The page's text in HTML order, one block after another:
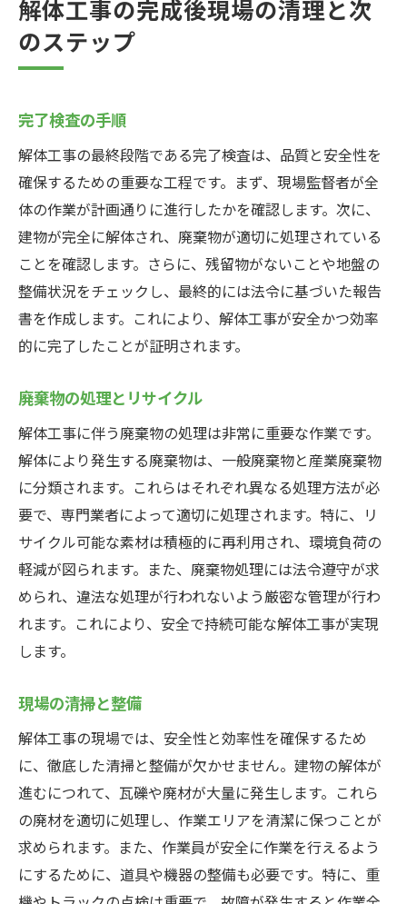
解体工事の完成後現場の清理と次
のステップ
完了検査の手順
解体工事の最終段階である完了検査は、品質と安全性を
確保するための重要な工程です。まず、現場監督者が全
体の作業が計画通りに進行したかを確認します。次に、
建物が完全に解体され、廃棄物が適切に処理されている
ことを確認します。さらに、残留物がないことや地盤の
整備状況をチェックし、最終的には法令に基づいた報告
書を作成します。これにより、解体工事が安全かつ効率
的に完了したことが証明されます。
廃棄物の処理とリサイクル
解体工事に伴う廃棄物の処理は非常に重要な作業です。
解体により発生する廃棄物は、一般廃棄物と産業廃棄物
に分類されます。これらはそれぞれ異なる処理方法が必
要で、専門業者によって適切に処理されます。特に、リ
サイクル可能な素材は積極的に再利用され、環境負荷の
軽減が図られます。また、廃棄物処理には法令遵守が求
められ、違法な処理が行われないよう厳密な管理が行わ
れます。これにより、安全で持続可能な解体工事が実現
します。
現場の清掃と整備
解体工事の現場では、安全性と効率性を確保するため
に、徹底した清掃と整備が欠かせません。建物の解体が
進むにつれて、瓦礫や廃材が大量に発生します。これら
の廃材を適切に処理し、作業エリアを清潔に保つことが
求められます。また、作業員が安全に作業を行えるよう
にするために、道具や機器の整備も必要です。特に、重